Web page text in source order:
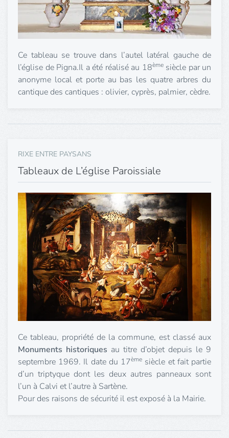
Ce tableau se trouve dans l’autel latéral gauche de
l’église de Pigna.Il a été réalisé au 18èmesiècle par un
anonyme local et porte au bas les quatre arbres du
cantique des cantiques : olivier, cyprès, palmier, cèdre.
RIXE ENTRE PAYSANS
Tableaux de L’église Paroissiale
Ce tableau, propriété de la commune, est classé aux
Monuments historiques au titre d’objet depuis le 9
septembre 1969. Il date du 17ème siècle et fait partie
d’un triptyque dont les deux autres panneaux sont
l’un à Calvi et l’autre à Sartène.
Pour des raisons de sécurité il est exposé à la Mairie.